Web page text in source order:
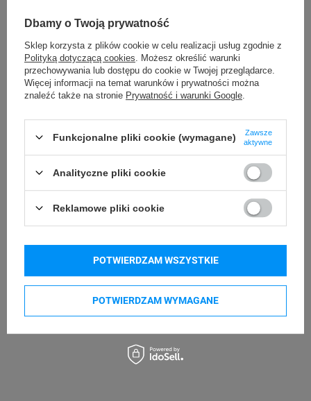
odpowiedzialny
Bielska 210
43-400 Cieszyn (Polska)
Osoby
odpowiedzialne
AIMO
Bielska 210
43-400 Cieszyn (Polska)
Kompatybilne urządzenia
Phomemo M110 Phomemo M200
Phomemo M120 Phomemo M220
Kupowane razem
Dbamy o Twoją prywatność
Sklep korzysta z plików cookie w celu realizacji usług zgodnie z
Polityką dotyczącą cookies . Możesz określić warunki
przechowywania lub dostępu do cookie w Twojej przeglądarce.
Więcej informacji na temat warunków i prywatności można
znaleźć także na stronie Prywatność i warunki Google
Funkcjonalne pliki cookie (wymagane)
Zawsze
aktywne
Analityczne pliki cookie
Reklamowe pliki cookie
POTWIERDZAM WYMAGANE
POTWIERDZAM WSZYSTKIE